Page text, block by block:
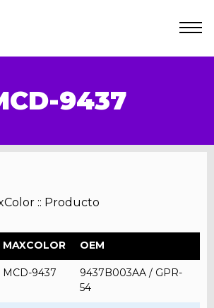
9437
MAXCOLOR OEM
MCD-9437
9437B003AA / GPR-
54